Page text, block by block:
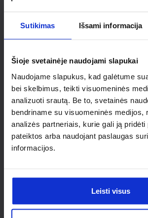
Sutikimas Išsami informacija
Šioje svetainėje naudojami slapukai
Naudojame slapukus, kad galėtume
bei skelbimus, teikti visuomeninės
analizuoti srautą. Be to, svetainės
bendriname su visuomeninės medijos,
analizės partneriais, kurie gali ją pridėti
pateiktos arba naudojant paslaugas
informacijos.
Leisti visus
Ieškai
individualaus
sprendimo?
Susisiek su mumis dėl
nestandartinio produkto
Susisiekti